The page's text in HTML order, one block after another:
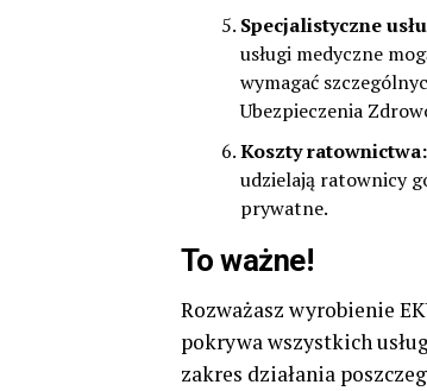
Specjalistyczne
usługi medyczne
wymagać
Ubezpieczenia
Koszty ratownictwa:
udzielają ratownicy
prywatne.
To ważne!
Rozważasz wyrobienie
pokrywa wszystkich
zakres działania